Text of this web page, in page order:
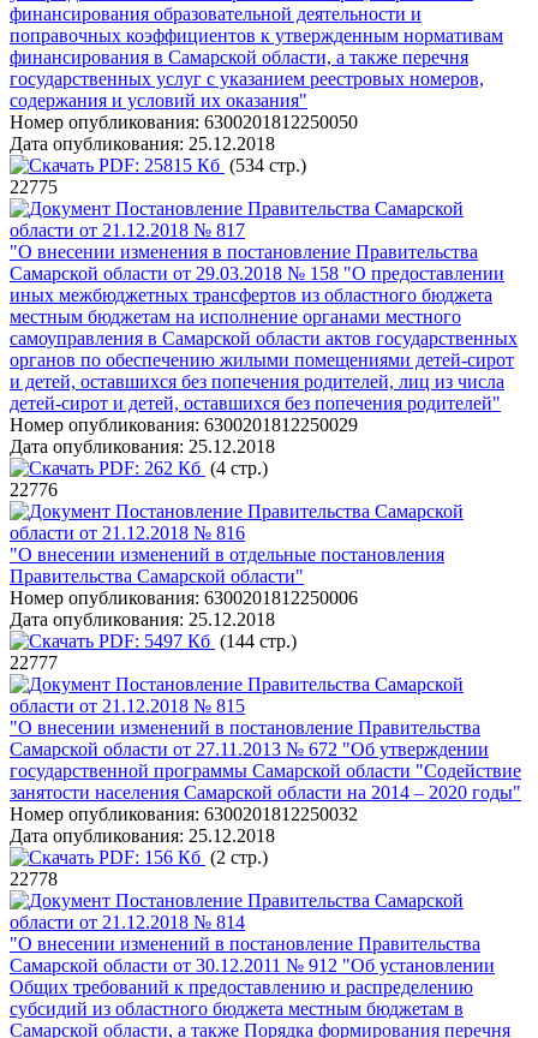
финансирования образовательной деятельности и
поправочных коэффициентов к утвержденным нормативам
финансирования в Самарской области, а также перечня
государственных услуг с указанием реестровых номеров,
содержания и условий их оказания"
Номер опубликования: 6300201812250050
Дата опубликования: 25.12.2018
PDF: 25815 Кб (534 стр.)
22775
Постановление Правительства Самарской
области от 21.12.2018 № 817
"О внесении изменения в постановление Правительства
Самарской области от 29.03.2018 № 158 "О предоставлении
иных межбюджетных трансфертов из областного бюджета
местным бюджетам на исполнение органами местного
самоуправления в Самарской области актов государственных
органов по обеспечению жилыми помещениями детей-сирот
и детей, оставшихся без попечения родителей, лиц из числа
детей-сирот и детей, оставшихся без попечения родителей"
Номер опубликования: 6300201812250029
Дата опубликования: 25.12.2018
PDF: 262 Кб (4 стр.)
22776
Постановление Правительства Самарской
области от 21.12.2018 № 816
"О внесении изменений в отдельные постановления
Правительства Самарской области"
Номер опубликования: 6300201812250006
Дата опубликования: 25.12.2018
PDF: 5497 Кб (144 стр.)
22777
Постановление Правительства Самарской
области от 21.12.2018 № 815
"О внесении изменений в постановление Правительства
Самарской области от 27.11.2013 № 672 "Об утверждении
государственной программы Самарской области "Содействие
занятости населения Самарской области на 2014 – 2020 годы"
Номер опубликования: 6300201812250032
Дата опубликования: 25.12.2018
PDF: 156 Кб (2 стр.)
22778
Постановление Правительства Самарской
области от 21.12.2018 № 814
"О внесении изменений в постановление Правительства
Самарской области от 30.12.2011 № 912 "Об установлении
Общих требований к предоставлению и распределению
субсидий из областного бюджета местным бюджетам в
Самарской области, а также Порядка формирования перечня